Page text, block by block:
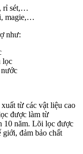
rỉ sét,…
magie,…
như:
lọc
từ các vật liệu cao
được làm từ
10 năm. Lõi lọc được
đảm bảo chất